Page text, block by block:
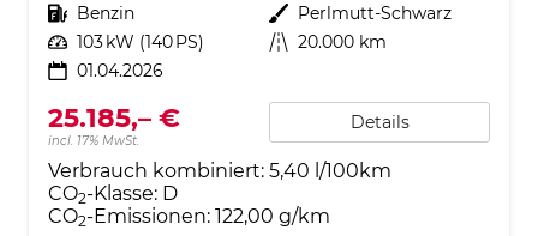
Kraftstoff Benzin Außenfarbe Perlmutt-Schwarz
Leistung 103 kW (140 PS) Kilometerstand 20.000 km
01.04.2026
25.185,– €
incl. 17% MwSt.
Details
Verbrauch kombiniert: 5,40 l/100km
CO2-Klasse: D
CO2-Emissionen: 122,00 g/km